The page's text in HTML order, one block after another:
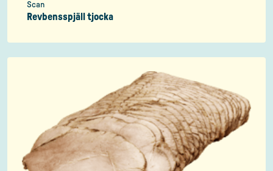
Scan
Revbensspjäll tjocka